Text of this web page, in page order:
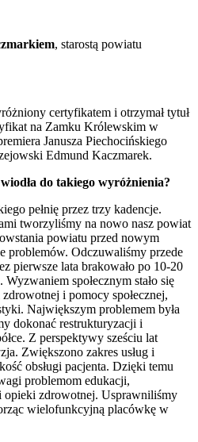
, starostą powiatu
certyfikatem i otrzymał tytuł
na Zamku Królewskim w
Janusza Piechocińskiego
Edmund Kaczmarek.
do takiego wyróżnienia?
pełnię przez trzy kadencje.
tworzyliśmy na nowo nasz powiat
powiatu przed nowym
problemów. Odczuwaliśmy przede
pierwsze lata brakowało po 10-20
społecznym stało się
i pomocy społecznej,
Największym problemem była
dokonać restrukturyzacji i
Z perspektywy sześciu lat
Zwiększono zakres usług i
obsługi pacjenta. Dzięki temu
problemom edukacji,
opieki zdrowotnej. Usprawniliśmy
wielofunkcyjną placówkę w